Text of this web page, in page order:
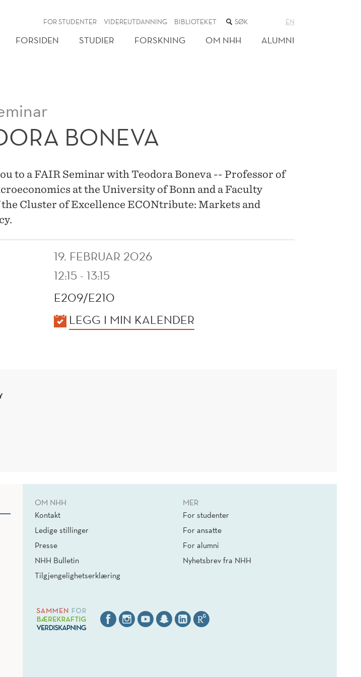
FOR STUDENTER VIDEREUTDANNING BIBLIOTEKET SØK
NETTSTEDET
EN
FORSIDEN STUDIER FORSKNING OM NHH ALUMNI
BONEVA
to a FAIR Seminar with Teodora Boneva -- Professor of
at the University of Bonn and a Faculty
Cluster of Excellence ECONtribute: Markets and
19. FEBRUAR 2026
12:15 - 13:15
E209/E210
LEGG I MIN KALENDER
OM NHH
Kontakt
Ledige stillinger
Presse
NHH Bulletin
Tilgjengelighetserklæring
MER
For studenter
For ansatte
For alumni
Nyhetsbrev fra NHH